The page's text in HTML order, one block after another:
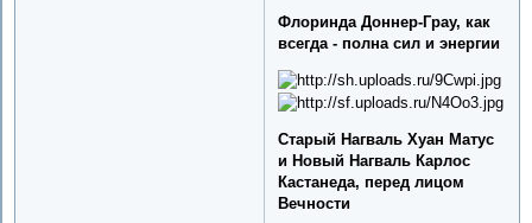
Флоринда Доннер-Грау, как
всегда - полна сил и энергии
Старый Нагваль Хуан Матус
и Новый Нагваль Карлос
Кастанеда, перед лицом
Вечности